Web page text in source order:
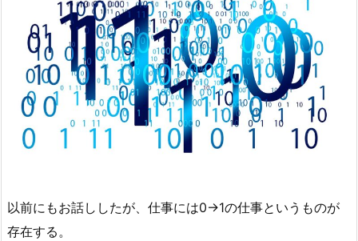
以前にもお話ししたが、仕事には0→1の仕事というものが
存在する。